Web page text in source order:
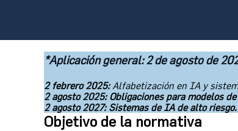
*Aplicación general: 2 de agosto de
2 febrero 2025: Alfabetización en IA y
2 agosto 2025: Obligaciones para modelos
2 agosto 2027: Sistemas de IA de alto riesgo.
Objetivo de la normativa